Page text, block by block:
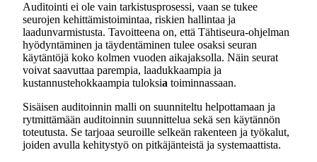
Auditointi ei ole vain tarkistusprosessi, vaan se tukee
seurojen kehittämistoimintaa, riskien hallintaa ja
laadunvarmistusta. Tavoitteena on, että Tähtiseura-ohjelman
hyödyntäminen ja täydentäminen tulee osaksi seuran
käytäntöjä koko kolmen vuoden aikajaksolla. Näin seurat
voivat saavuttaa parempia, laadukkaampia ja
kustannustehokkaampia tuloksia toiminnassaan.
Sisäisen auditoinnin malli on suunniteltu helpottamaan ja
rytmittämään auditoinnin suunnittelua sekä sen käytännön
toteutusta. Se tarjoaa seuroille selkeän rakenteen ja työkalut,
joiden avulla kehitystyö on pitkäjänteistä ja systemaattista.